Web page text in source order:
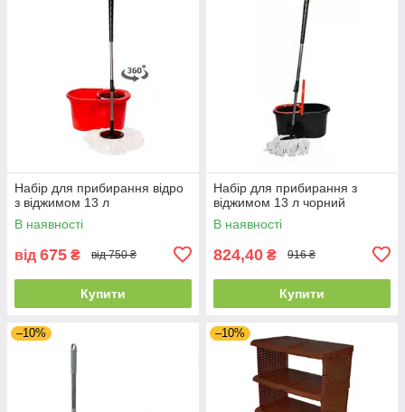
Набір для прибирання відро
з віджимом 13 л
В наявності
від 675 ₴ від 750 ₴
Купити
Набір для прибирання з
віджимом 13 л чорний
В наявності
824,40 ₴ 916 ₴
Купити
–10% –10%